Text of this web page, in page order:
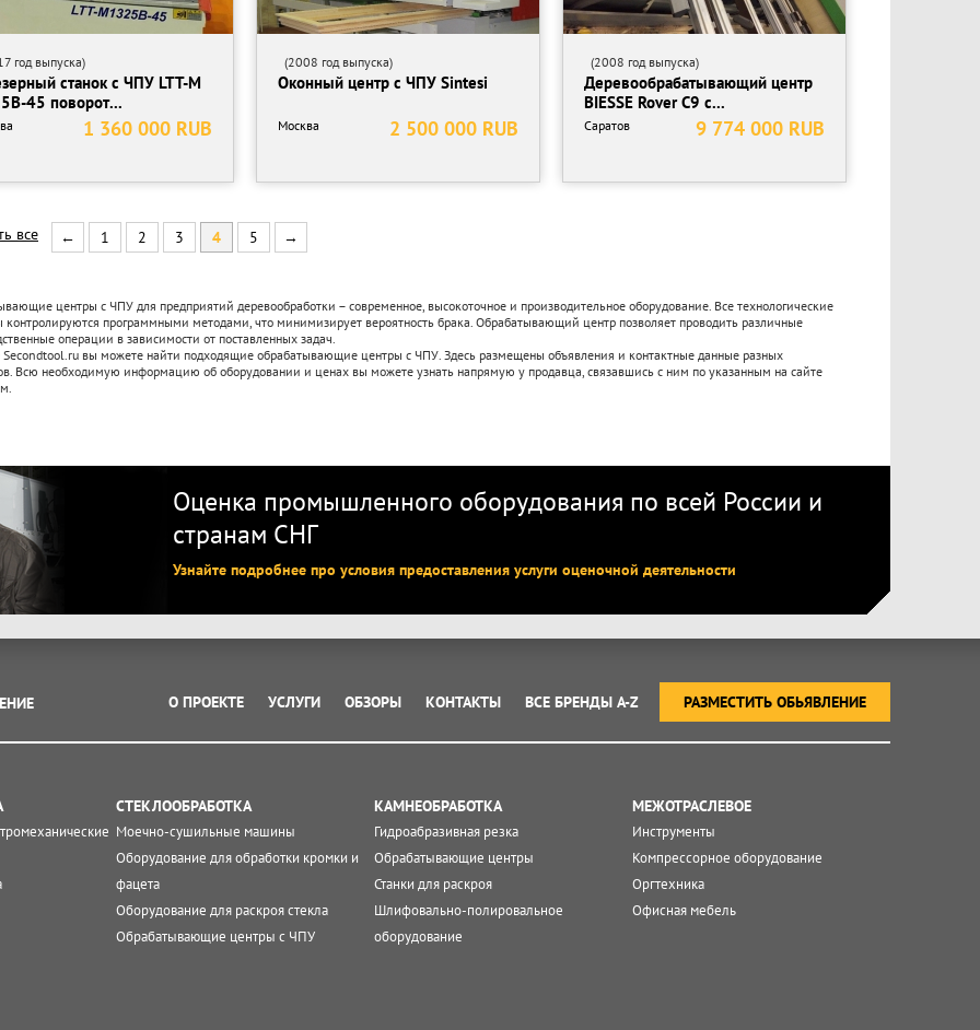
год выпуска)
станок с ЧПУ LTT-M
45 поворот...
1 360 000 RUB
(2008 год выпуска)
Оконный центр с ЧПУ Sintesi
2 500 000 RUB
Москва
(2008 год выпуска)
Деревообрабатывающий центр
BIESSE Rover C9 с...
9 774 000 RUB
Саратов
все ← 1 2 3 4 5 →
центры с ЧПУ для предприятий деревообработки – современное, высокоточное и производительное оборудование. Все технологические
контролируются программными методами, что минимизирует вероятность брака. Обрабатывающий центр позволяет проводить различные
операции в зависимости от поставленных задач.
Secondtool.ru вы можете найти подходящие обрабатывающие центры с ЧПУ. Здесь размещены объявления и контактные данные разных
Всю необходимую информацию об оборудовании и ценах вы можете узнать напрямую у продавца, связавшись с ним по указанным на сайте
Оценка промышленного оборудования по всей России и
странам СНГ
Узнайте подробнее про условия предоставления услуги оценочной деятельности
РАЗМЕСТИТЬ ОБЬЯВЛЕНИЕ
О ПРОЕКТЕ УСЛУГИ ОБЗОРЫ КОНТАКТЫ ВСЕ БРЕНДЫ A-Z
СТЕКЛООБРАБОТКА
Моечно-сушильные машины
Оборудование для обработки кромки и
фацета
Оборудование для раскроя стекла
Обрабатывающие центры с ЧПУ
КАМНЕОБРАБОТКА
Гидроабразивная резка
Обрабатывающие центры
Станки для раскроя
Шлифовально-полировальное
оборудование
МЕЖОТРАСЛЕВОЕ
Инструменты
Компрессорное оборудование
Оргтехника
Офисная мебель